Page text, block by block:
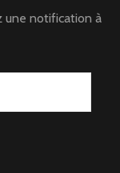
une notification à